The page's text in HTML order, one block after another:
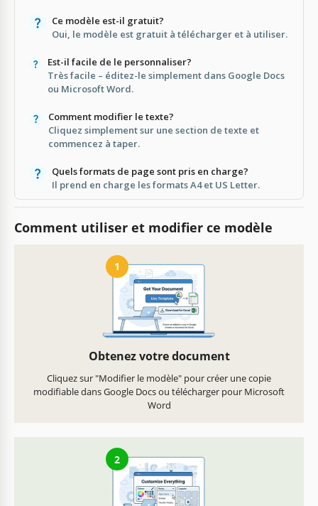
Ce modèle est-il gratuit?
Oui, le modèle est gratuit à télécharger et à utiliser.
Est-il facile de le personnaliser?
Très facile – éditez-le simplement dans Google Docs
ou Microsoft Word.
Comment modifier le texte?
Cliquez simplement sur une section de texte et
commencez à taper.
Quels formats de page sont pris en charge?
Il prend en charge les formats A4 et US Letter.
Comment utiliser et modifier ce modèle
1
Obtenez votre document
Cliquez sur "Modifier le modèle" pour créer une copie
modifiable dans Google Docs ou télécharger pour Microsoft
Word
2